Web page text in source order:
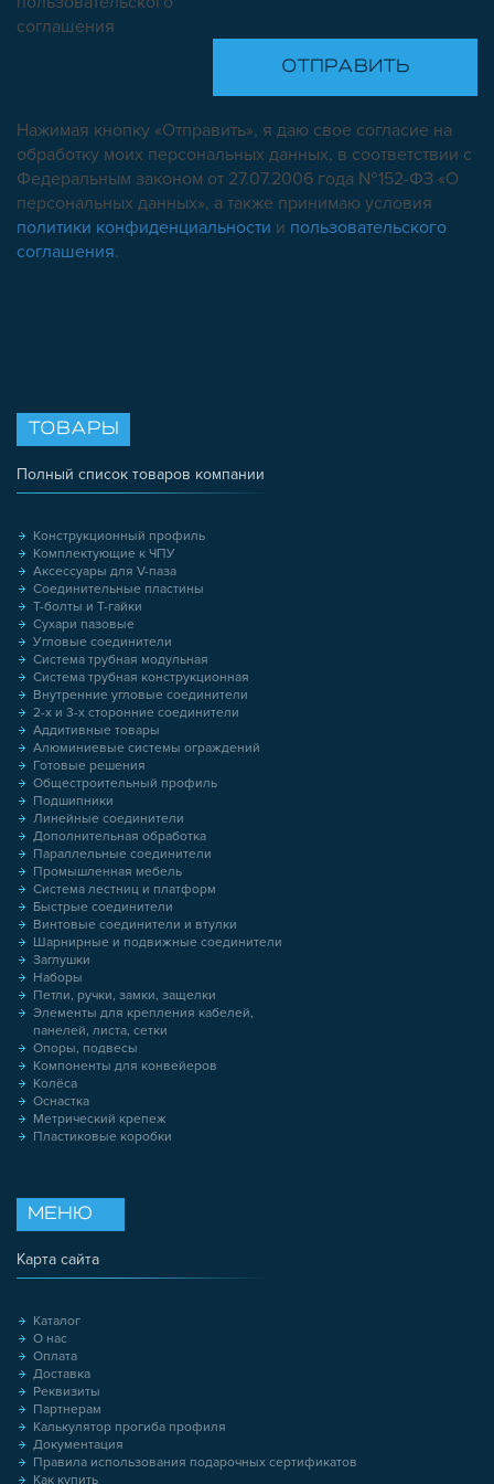
соглашения
Нажимая кнопку «Отправить», я даю свое согласие на
обработку моих персональных данных, в соответствии с
Федеральным законом от 27.07.2006 года №152-ФЗ «О
персональных данных», а также принимаю условия
политики конфиденциальности и пользовательского
соглашения.
ТОВАРЫ
Полный список товаров компании
Конструкционный профиль
Комплектующие к ЧПУ
Аксессуары для V-паза
Соединительные пластины
Т-болты и Т-гайки
Сухари пазовые
Угловые соединители
Система трубная модульная
Система трубная конструкционная
Внутренние угловые соединители
2-х и 3-х сторонние соединители
Аддитивные товары
Алюминиевые системы ограждений
Готовые решения
Общестроительный профиль
Подшипники
Линейные соединители
Дополнительная обработка
Параллельные соединители
Промышленная мебель
Система лестниц и платформ
Быстрые соединители
Винтовые соединители и втулки
Шарнирные и подвижные соединители
Заглушки
Наборы
Петли, ручки, замки, защелки
Элементы для крепления кабелей,
панелей, листа, сетки
Опоры, подвесы
Компоненты для конвейеров
Колёса
Оснастка
Метрический крепеж
Пластиковые коробки
МЕНЮ
Карта сайта
Каталог
О нас
Оплата
Доставка
Реквизиты
Партнерам
Калькулятор прогиба профиля
Документация
Правила использования подарочных сертификатов
Как купить